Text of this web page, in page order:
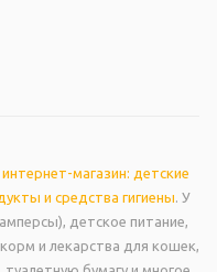
интернет-магазин: детские
и средства гигиены. У
детское питание,
и лекарства для кошек,